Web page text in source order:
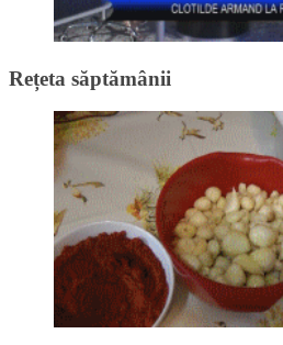
Rețeta săptămânii